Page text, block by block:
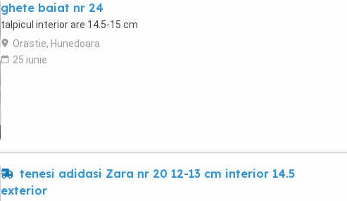
ghete baiat nr 24
talpicul interior are 14.5-15 cm
Orastie, Hunedoara
25 iunie
tenesi adidasi Zara nr 20 12-13 cm interior 14.5
exterior